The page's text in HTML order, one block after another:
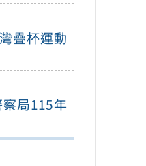
疊杯運動
察局115年